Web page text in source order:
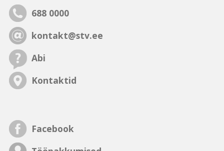
688 0000
kontakt@stv.ee
Abi
Kontaktid
Facebook